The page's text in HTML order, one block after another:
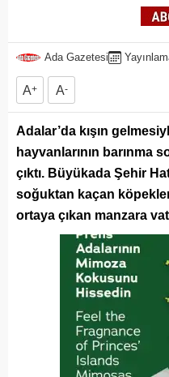
Ada Gazetesi
A+ A-
Adalar’da kışın
hayvanlarının barınma
çıktı. Büyükada Şehir
soğuktan kaçan
ortaya çıkan manzara